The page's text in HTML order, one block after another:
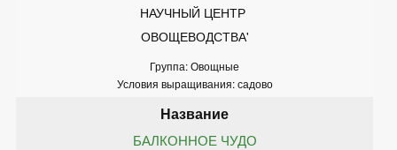
НАУЧНЫЙ ЦЕНТР
ОВОЩЕВОДСТВА'
Группа: Овощные
Условия выращивания: садово
БАЛКОННОЕ ЧУДО